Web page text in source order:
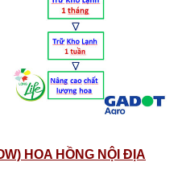
HOA HỒNG NỘI ĐỊA